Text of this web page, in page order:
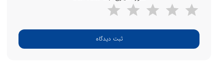
به غیر از این ویژگی می‌توان از خصوصیات دیگرش مانند: طراحی بسیار
باریک، ساده بودن اتصال به وب، استفاده از رم و حافظه جانبی بالا، و در
نهایت بهره‌گیری از سخت افزاری پرقدرت و در عین حال کم مصرف یاد
ثبت دیدگاه